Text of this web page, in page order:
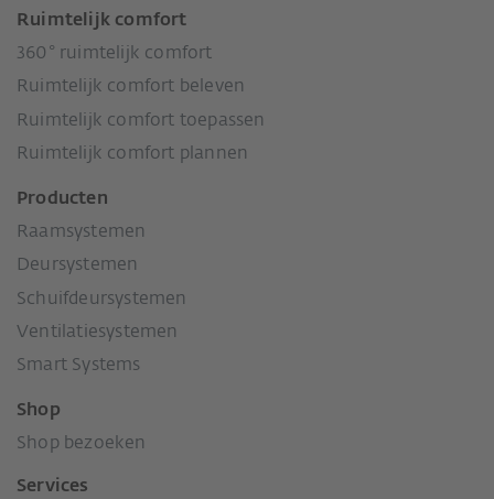
Ruimtelijk comfort
360° ruimtelijk comfort
Ruimtelijk comfort beleven
Ruimtelijk comfort toepassen
Ruimtelijk comfort plannen
Producten
Raamsystemen
Deursystemen
Schuifdeursystemen
Ventilatiesystemen
Smart Systems
Shop
Shop bezoeken
Services